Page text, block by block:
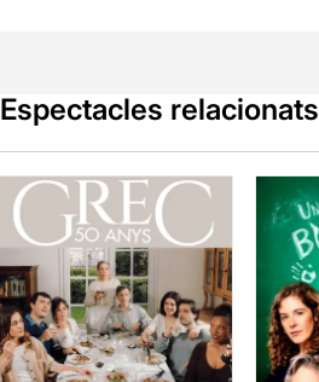
Espectacles relacionats